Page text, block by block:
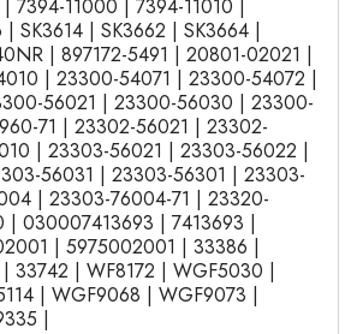
7394-11000 | 7394-11010 |
SK3614 | SK3662 | SK3664 |
| 897172-5491 | 20801-02021 |
| 23300-54071 | 23300-54072 |
56021 | 23300-56030 | 23300-
71 | 23302-56021 | 23302-
| 23303-56021 | 23303-56022 |
56031 | 23303-56301 | 23303-
| 23303-76004-71 | 23320-
030007413693 | 7413693 |
| 5975002001 | 33386 |
33742 | WF8172 | WGF5030 |
| WGF9068 | WGF9073 |
|